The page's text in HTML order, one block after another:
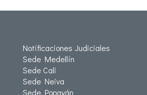
Notificaciones Judiciales
Sede Medellín
Sede Cali
Sede Neiva
Sede Popayán